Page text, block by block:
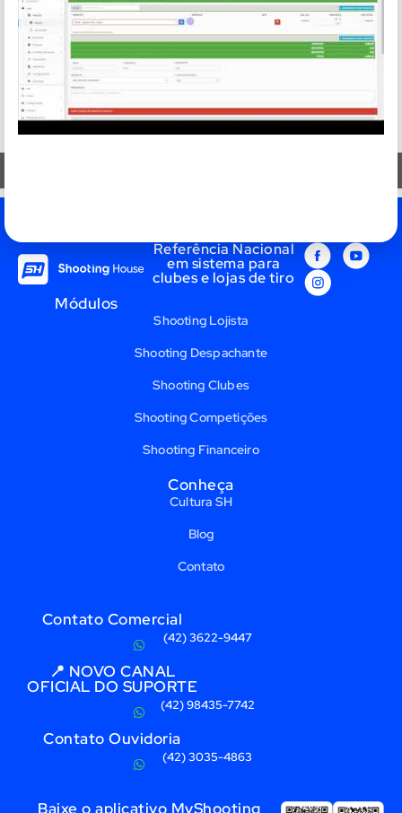
Referência Nacional
em sistema para
clubes e lojas de tiro
Módulos
Shooting Lojista
Shooting Despachante
Shooting Clubes
Shooting Competições
Shooting Financeiro
Conheça
Cultura SH
Blog
Contato
Contato Comercial
(42) 3622-9447
📍 NOVO CANAL
OFICIAL DO SUPORTE
(42) 98435-7742
Contato Ouvidoria
(42) 3035-4863
Baixe o aplicativo MyShooting